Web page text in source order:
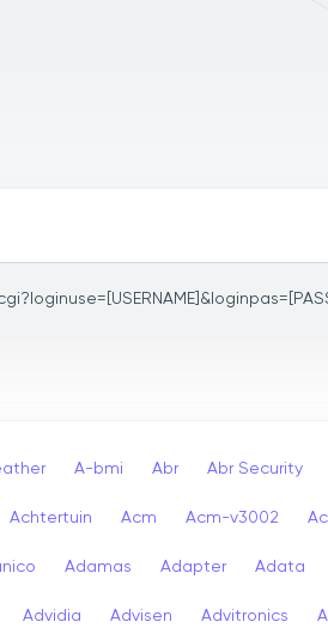
A-bmi Abr Abr Security
Achtertuin Acm Acm-v3002
Adamas Adapter Adata
Advidia Advisen Advitronics